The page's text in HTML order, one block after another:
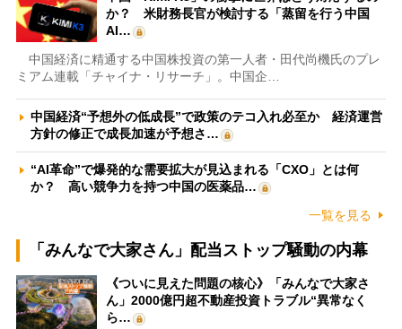
か？ 米財務長官が検討する「蒸留を行う中国
AI…
中国経済に精通する中国株投資の第一人者・田代尚機氏のプレ
ミアム連載「チャイナ・リサーチ」。中国企…
中国経済“予想外の低成長”で政策のテコ入れ必至か 経済運営
方針の修正で成長加速が予想さ…
“AI革命”で爆発的な需要拡大が見込まれる「CXO」とは何
か？ 高い競争力を持つ中国の医薬品…
一覧を見る
「みんなで大家さん」配当ストップ騒動の内幕
《ついに見えた問題の核心》「みんなで大家さ
ん」2000億円超不動産投資トラブル“異常なく
ら…